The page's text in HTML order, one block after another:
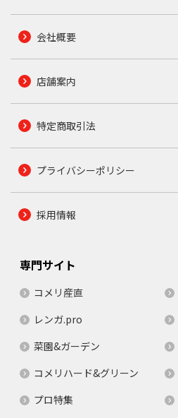
会社概要
店舗案内
特定商取引法
プライバシーポリシー
採用情報
専門サイト
コメリ産直
レンガ.pro
菜園&ガーデン
コメリハード&グリーン
プロ特集